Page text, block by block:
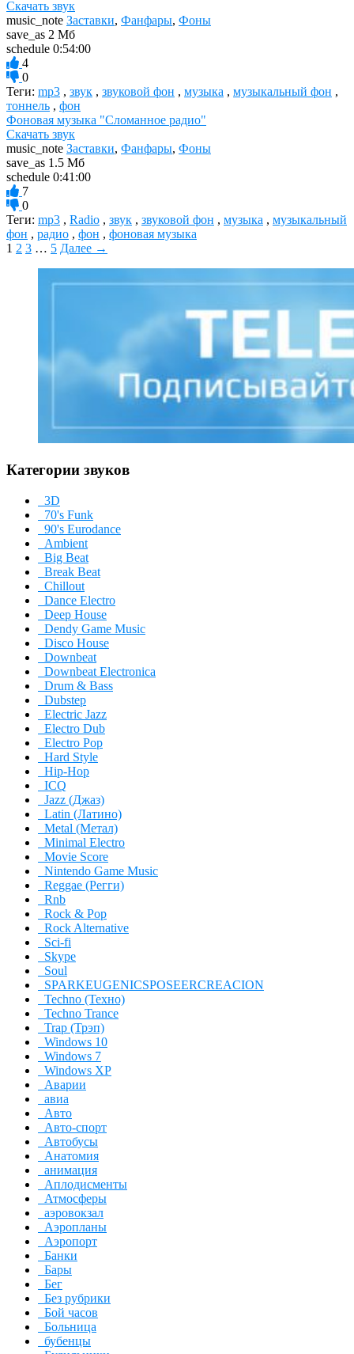
Скачать звук
music_note Заставки, Фанфары, Фоны
save_as 2 Мб
schedule 0:54:00
4
0
Теги: mp3 , звук , звуковой фон , музыка , музыкальный фон ,
тоннель , фон
Фоновая музыка "Сломанное радио"
Скачать звук
music_note Заставки, Фанфары, Фоны
save_as 1.5 Мб
schedule 0:41:00
7
0
Теги: mp3 , Radio , звук , звуковой фон , музыка , музыкальный
фон , радио , фон , фоновая музыка
1 2 3 … 5 Далее →
Категории звуков
3D
70's Funk
90's Eurodance
Ambient
Big Beat
Break Beat
Chillout
Dance Electro
Deep House
Dendy Game Music
Disco House
Downbeat
Downbeat Electronica
Drum & Bass
Dubstep
Electric Jazz
Electro Dub
Electro Pop
Hard Style
Hip-Hop
ICQ
Jazz (Джаз)
Latin (Латино)
Metal (Метал)
Minimal Electro
Movie Score
Nintendo Game Music
Reggae (Регги)
Rnb
Rock & Pop
Rock Alternative
Sci-fi
Skype
Soul
SPARKEUGENICSPOSEERCREACION
Techno (Техно)
Techno Trance
Trap (Трэп)
Windows 10
Windows 7
Windows XP
Аварии
авиа
Авто
Авто-спорт
Автобусы
Анатомия
анимация
Аплодисменты
Атмосферы
аэровокзал
Аэропланы
Аэропорт
Банки
Бары
Бег
Без рубрики
Бой часов
Больница
бубенцы